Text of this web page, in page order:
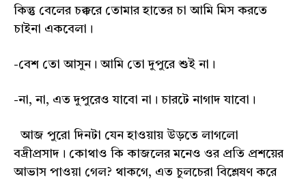
কিন্তু বেলের চক্করে তোমার হাতের চা আমি মিস করতে
চাইনা একবেলা।
-বেশ তো আসুন। আমি তো দুপুরে শুই না।
-না, না, এত দুপুরেও যাবো না। চারটে নাগাদ যাবো।
আজ পুরো দিনটা যেন হাওয়ায় উড়তে লাগলো
বদ্রীপ্রসাদ। কোথাও কি কাজলের মনেও ওর প্রতি প্রশয়ের
আভাস পাওয়া গেল? থাকগে, এত চুলচেরা বিশ্লেষণ করে